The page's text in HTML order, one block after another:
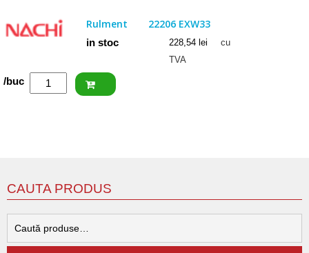
(BS2-
Rulment 22206 EXW33
in stoc 228,54 lei
cu
TVA
Cantitate
NACHI
/buc
CAUTA PRODUS